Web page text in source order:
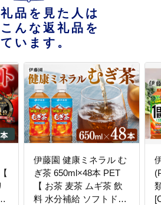
品を見た人は
んな返礼品を
います。
伊藤園 健康ミネラル む
ぎ茶 650ml×48本 PET
【 お茶 麦茶 ムギ茶 飲
料 水分補給 ソフトドリ